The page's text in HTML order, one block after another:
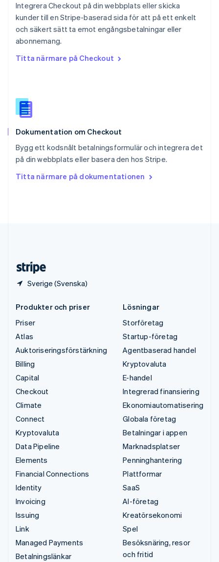
Integrera Checkout på din webbplats eller skicka
kunder till en Stripe-baserad sida för att på ett enkelt
och säkert sätt ta emot engångsbetalningar eller
abonnemang.
Titta närmare på Checkout
Dokumentation om Checkout
Bygg ett kodsnålt betalningsformulär och integrera det
på din webbplats eller basera den hos Stripe.
Titta närmare på dokumentationen
Sverige (Svenska)
Schweiz
DeutschFrançaisItalianoEnglish
Singapore
English简体中文
English
Español
Storbritannien
Sverige
Thailand
ไทยEnglish
English
Produkter och priser
Priser
Atlas
Auktoriseringsförstärkning
Billing
Capital
Checkout
Climate
Connect
Kryptovaluta
Data Pipeline
Elements
Financial Connections
Identity
Invoicing
Issuing
Link
Managed Payments
Betalningslänkar
Lösningar
Storföretag
Startup-företag
Agentbaserad handel
Kryptovaluta
E-handel
Integrerad finansiering
Ekonomiautomatisering
Globala företag
Betalningar i appen
Marknadsplatser
Penninghantering
Plattformar
SaaS
AI-företag
Kreatörsekonomi
Spel
Besöksnäring, resor
och fritid